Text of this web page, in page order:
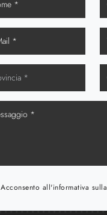
Acconsento all'informativa sulla